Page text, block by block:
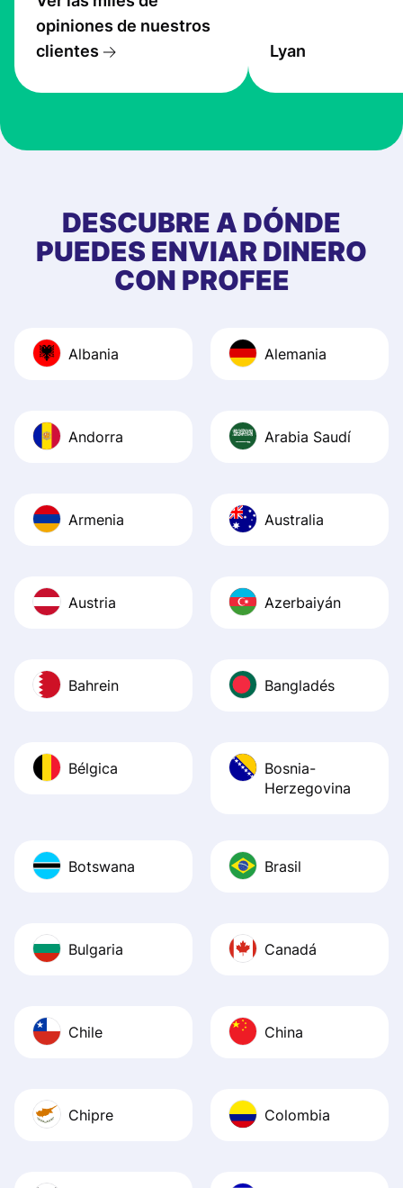
opiniones de nuestros
clientes
the exchange
at Profee is very
first started
app, and they
quick to provide
and helpful
Recommend it!
Lyan
DESCUBRE A DÓNDE
PUEDES ENVIAR DINERO
CON PROFEE
Albania Alemania
Andorra Arabia Saudí
Armenia Australia
Austria Azerbaiyán
Bahrein Bangladés
Bélgica
Bosnia-
Herzegovina
Botswana Brasil
Bulgaria Canadá
Chile China
Chipre Colombia